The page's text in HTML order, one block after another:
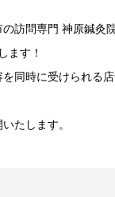
の訪問専門 神原鍼灸
ます！
同時に受けられる
たします。